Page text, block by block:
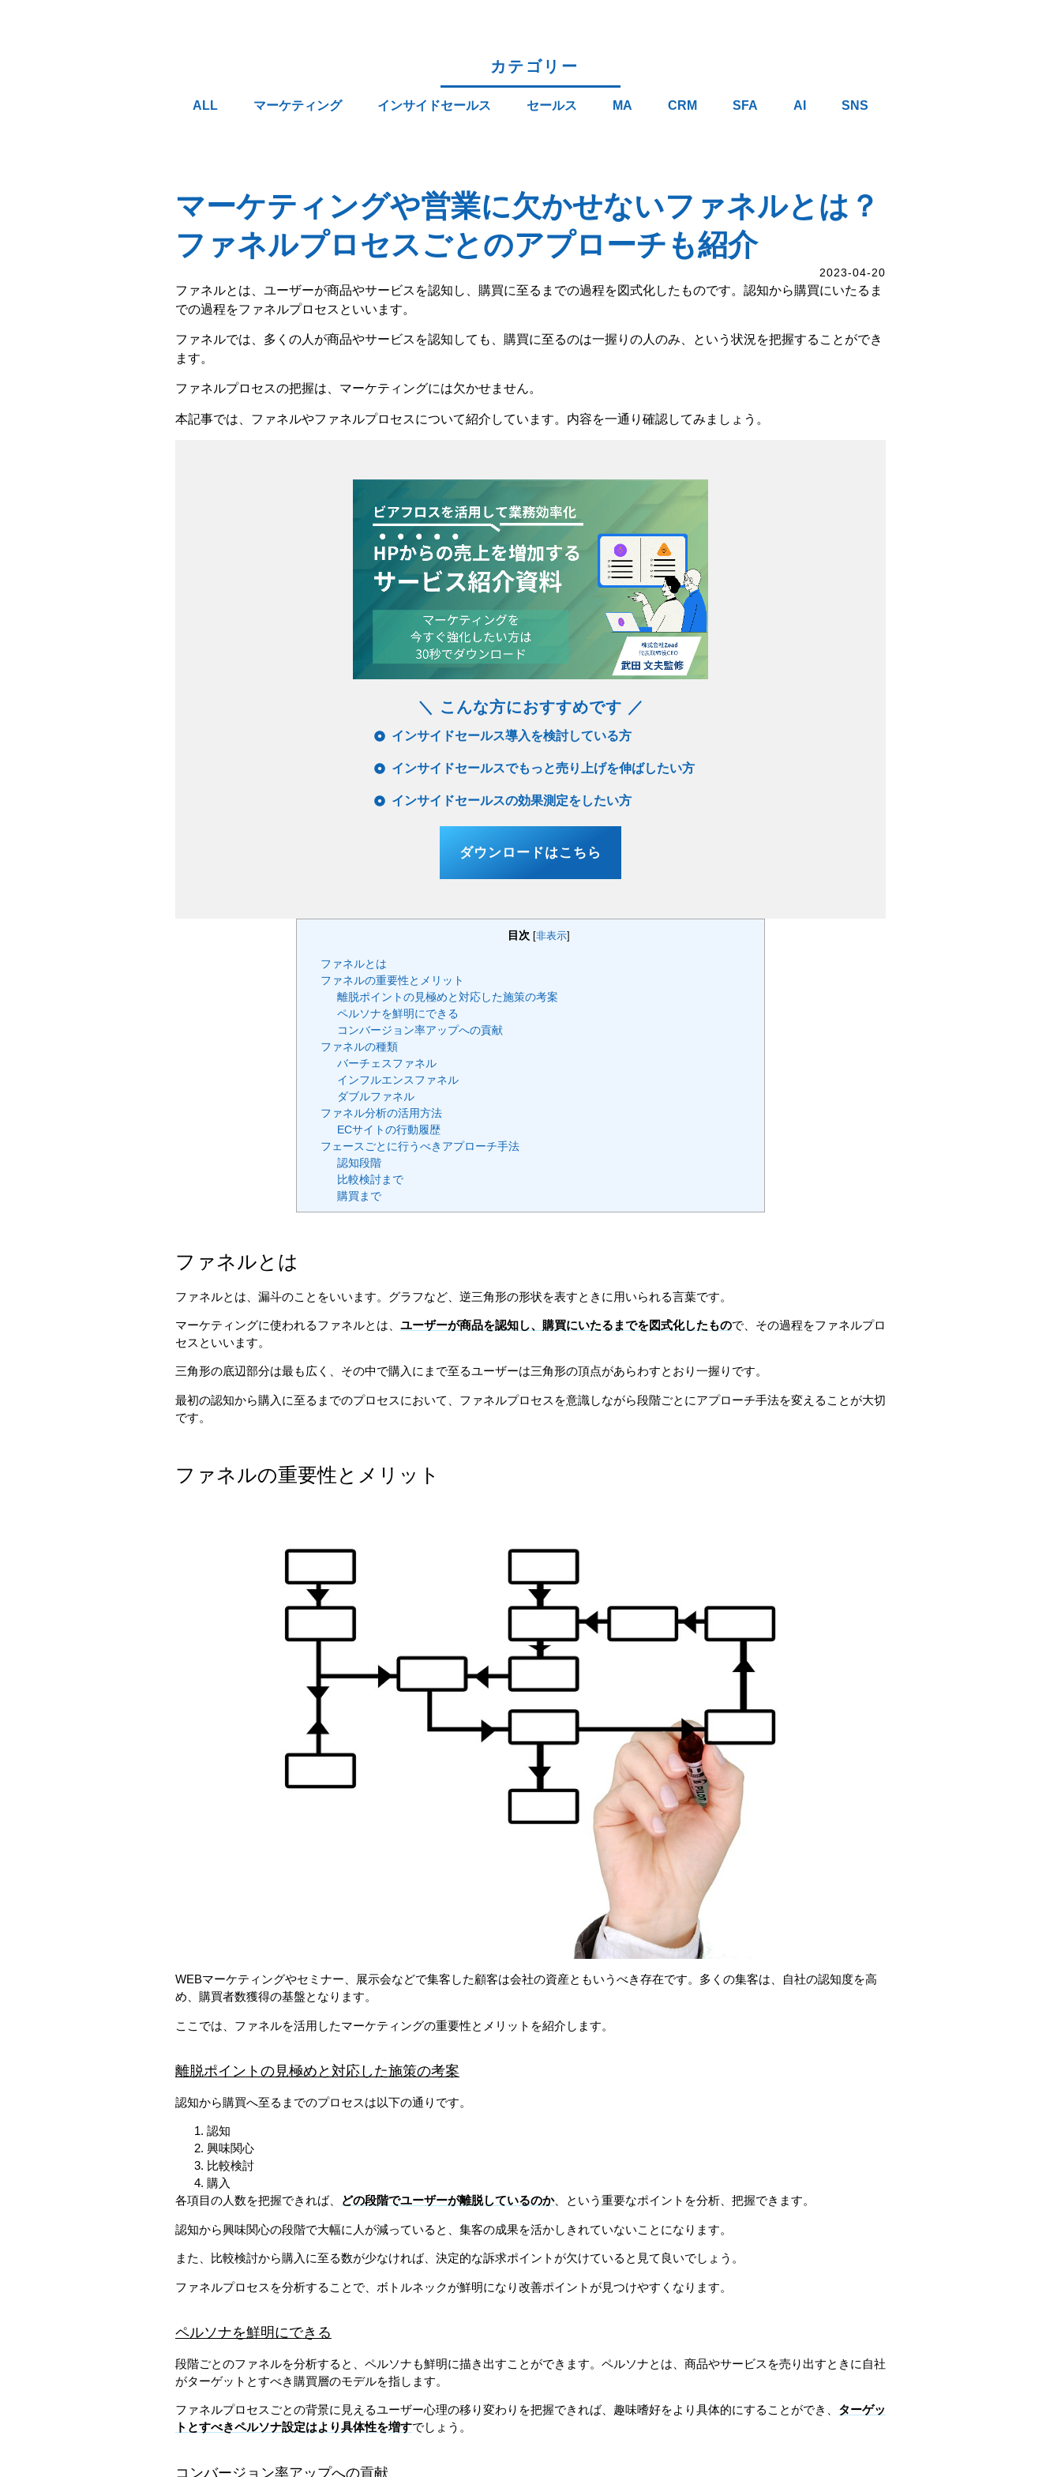
カテゴリー
ALL マーケティング インサイドセールス セールス MA CRM SFA AI SNS
マーケティングや営業に欠かせないファネルとは？
ファネルプロセスごとのアプローチも紹介
2023-04-20
ファネルとは、ユーザーが商品やサービスを認知し、購買に至るまでの過程を図式化したものです。認知から購買にいたるま
での過程をファネルプロセスといいます。
ファネルでは、多くの人が商品やサービスを認知しても、購買に至るのは一握りの人のみ、という状況を把握することができ
ます。
ファネルプロセスの把握は、マーケティングには欠かせません。
本記事では、ファネルやファネルプロセスについて紹介しています。内容を一通り確認してみましょう。
＼ こんな方におすすめです ／
インサイドセールス導入を検討している方
インサイドセールスでもっと売り上げを伸ばしたい方
インサイドセールスの効果測定をしたい方
ダウンロードはこちら
目次 [非表示]
ファネルとは
ファネルの重要性とメリット
離脱ポイントの見極めと対応した施策の考案
ペルソナを鮮明にできる
コンバージョン率アップへの貢献
ファネルの種類
バーチェスファネル
インフルエンスファネル
ダブルファネル
ファネル分析の活用方法
ECサイトの行動履歴
フェースごとに行うべきアプローチ手法
認知段階
比較検討まで
購買まで
ファネルとは
ファネルとは、漏斗のことをいいます。グラフなど、逆三角形の形状を表すときに用いられる言葉です。
マーケティングに使われるファネルとは、 ユーザーが商品を認知し、購買にいたるまでを図式化したもので、その過程をファネルプロ
セスといいます。
三角形の底辺部分は最も広く、その中で購入にまで至るユーザーは三角形の頂点があらわすとおり一握りです。
最初の認知から購入に至るまでのプロセスにおいて、ファネルプロセスを意識しながら段階ごとにアプローチ手法を変えることが大切
です。
ファネルの重要性とメリット
WEBマーケティングやセミナー、展示会などで集客した顧客は会社の資産ともいうべき存在です。多くの集客は、自社の認知度を高
め、購買者数獲得の基盤となります。
ここでは、ファネルを活用したマーケティングの重要性とメリットを紹介します。
離脱ポイントの見極めと対応した施策の考案
認知から購買へ至るまでのプロセスは以下の通りです。
認知
興味関心
比較検討
購入
各項目の人数を把握できれば、
どの段階でユーザーが離脱しているのか、という重要なポイントを分析、把握できます。
認知から興味関心の段階で大幅に人が減っていると、集客の成果を活かしきれていないことになります。
また、比較検討から購入に至る数が少なければ、決定的な訴求ポイントが欠けていると見て良いでしょう。
ファネルプロセスを分析することで、ボトルネックが鮮明になり改善ポイントが見つけやすくなります。
ペルソナを鮮明にできる
段階ごとのファネルを分析すると、ペルソナも鮮明に描き出すことができます。ペルソナとは、商品やサービスを売り出すときに自社
がターゲットとすべき購買層のモデルを指します。
ファネルプロセスごとの背景に見えるユーザー心理の移り変わりを把握できれば、趣味嗜好をより具体的にすることができ、 ターゲッ
トとすべきペルソナ設定はより具体性を増すでしょう。
コンバージョン率アップへの貢献